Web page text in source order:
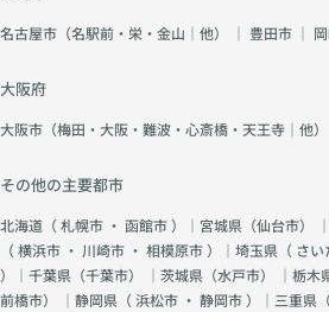
名古屋市（名駅前・栄・金山｜他） 豊田市
大阪府
大阪市（梅田・大阪・難波・心斎橋・天王寺｜他）
その他の主要都市
北海道（札幌市 ・ 函館市）｜宮城県（仙台市）
（横浜市 ・ 川崎市 ・ 相模原市）｜埼玉県（ さ
）｜千葉県（千葉市） ｜茨城県（水戸市） ｜栃木
前橋市） ｜静岡県（浜松市 ・ 静岡市）｜三重県